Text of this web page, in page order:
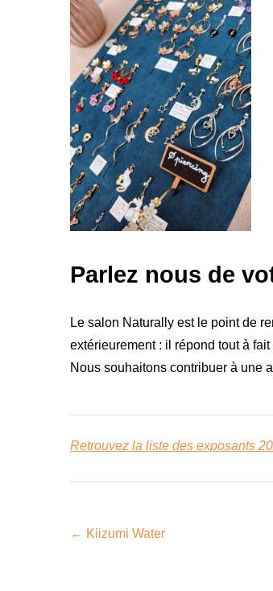
Parlez nous de
Le salon Naturally est le point de
extérieurement : il répond tout à
Nous souhaitons contribuer à une
Retrouvez la liste des exposants
← Kiizumi Water